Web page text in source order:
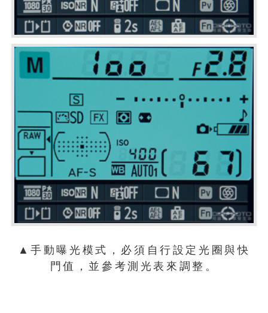
▲手動曝光模式，必須自行設定光圈與快
門值，並參考測光表來調整。